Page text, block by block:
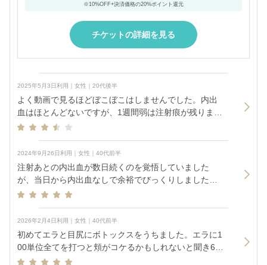
※10%OFF+決済価格の20%ポイント還元
チケットの詳細を見る
2025年5月3日利用｜女性｜20代後半
よく動画で見るほどぼこぼこはしませんでした。内出
血はほとんどないですが、1週間弱は注射痕が残ります
(メイクで隠れます)。 劇的な効果はありませんでした
いう感じ。継続が必要そうですが、高いので毎月はし
んどいかな、、 痛みは思ったより我慢できました。ボ
ールを握りしめながら耐えられるレベルです。涙が出
たポテンツァに比べれば余裕でした。
2024年9月26日利用｜女性｜40代前半
注射あとの内出血が数日続くのを覚悟していました
が、当日から内出血なしで余裕でびっくりしました。
痛みは我慢できる程度です。
2026年2月4日利用｜女性｜40代前半
初めてエラと目尻にボトックスをうちました。エラに1
00単位全てを打つと頬がコケるかもしれないと聞き60
単位と目尻に12単位の合計72単位分を打って頂きまし